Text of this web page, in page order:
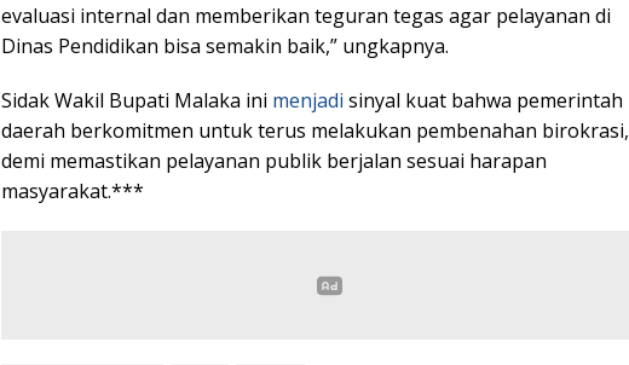
evaluasi internal dan memberikan teguran tegas agar pelayanan di
Dinas Pendidikan bisa semakin baik,” ungkapnya.
Sidak Wakil Bupati Malaka ini menjadi sinyal kuat bahwa pemerintah
daerah berkomitmen untuk terus melakukan pembenahan birokrasi,
demi memastikan pelayanan publik berjalan sesuai harapan
masyarakat.***